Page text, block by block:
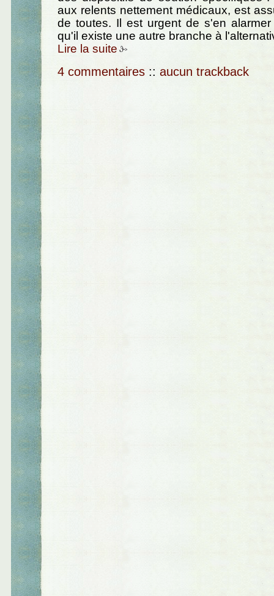
aux relents nettement médicaux, est
de toutes. Il est urgent de s'en
qu'il existe une autre branche à
Lire la suite
4 commentaires :: aucun trackback